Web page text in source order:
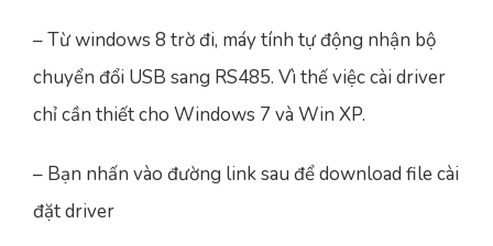
– Từ windows 8 trờ đi, máy tính tự động nhận bộ
chuyển đổi USB sang RS485. Vì thế việc cài driver
chỉ cần thiết cho Windows 7 và Win XP.
– Bạn nhấn vào đường link sau để download file cài
đặt driver